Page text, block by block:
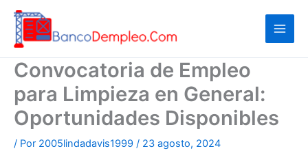
contenido
Convocatoria de Empleo
para Limpieza en General:
Oportunidades Disponibles
/ Por 2005lindadavis1999 / 23 agosto, 2024